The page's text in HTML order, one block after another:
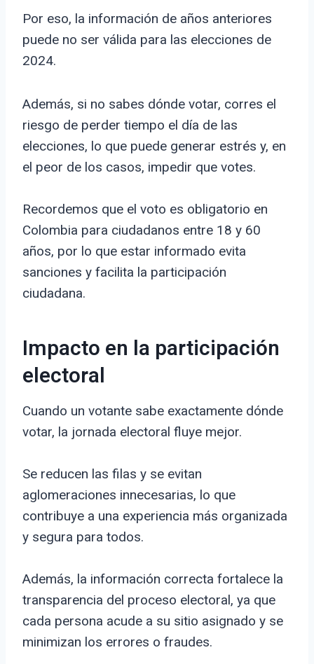
Por eso, la información de años anteriores
puede no ser válida para las elecciones de
2024.
Además, si no sabes dónde votar, corres el
riesgo de perder tiempo el día de las
elecciones, lo que puede generar estrés y, en
el peor de los casos, impedir que votes.
Recordemos que el voto es obligatorio en
Colombia para ciudadanos entre 18 y 60
años, por lo que estar informado evita
sanciones y facilita la participación
ciudadana.
Impacto en la participación
electoral
Cuando un votante sabe exactamente dónde
votar, la jornada electoral fluye mejor.
Se reducen las filas y se evitan
aglomeraciones innecesarias, lo que
contribuye a una experiencia más organizada
y segura para todos.
Además, la información correcta fortalece la
transparencia del proceso electoral, ya que
cada persona acude a su sitio asignado y se
minimizan los errores o fraudes.